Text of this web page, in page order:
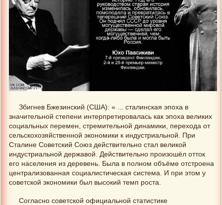
Збигнев Бжезинский (США): « ... сталинская эпоха в
значительной степени интерпретировалась как эпоха великих
социальных перемен, стремительной динамики, перехода от
сельскохозяйственной экономики к индустриальной. При
Сталине Советский Союз действительно стал великой
индустриальной державой. Действительно произошёл отток
его населения из деревень. Была в полном объёме отстроена
централизованная социалистическая система. И при этом у
советской экономики был высокий темп роста.
Согласно советской официальной статистике